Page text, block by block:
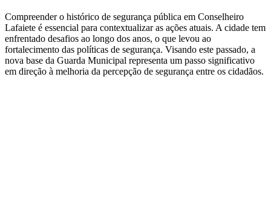
Compreender o histórico de segurança pública em Conselheiro
Lafaiete é essencial para contextualizar as ações atuais. A cidade tem
enfrentado desafios ao longo dos anos, o que levou ao
fortalecimento das políticas de segurança. Visando este passado, a
nova base da Guarda Municipal representa um passo significativo
em direção à melhoria da percepção de segurança entre os cidadãos.